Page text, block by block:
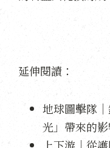
延伸閱讀：
地球圖擊隊
光」帶來的
上下游｜從